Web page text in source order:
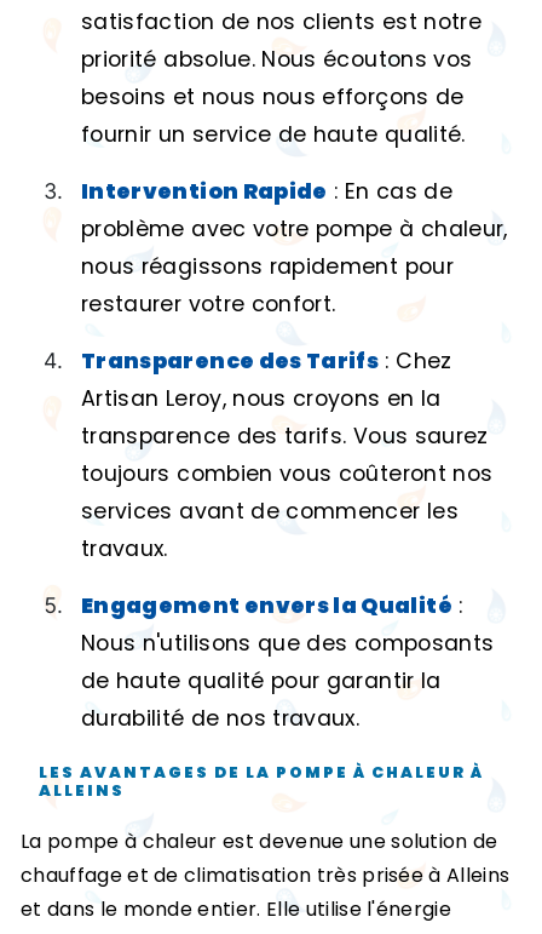
satisfaction de nos clients est notre
priorité absolue. Nous écoutons vos
besoins et nous nous efforçons de
fournir un service de haute qualité.
Intervention Rapide : En cas de
problème avec votre pompe à chaleur,
nous réagissons rapidement pour
restaurer votre confort.
Transparence des Tarifs : Chez
Artisan Leroy, nous croyons en la
transparence des tarifs. Vous saurez
toujours combien vous coûteront nos
services avant de commencer les
travaux.
Engagement envers la Qualité :
Nous n'utilisons que des composants
de haute qualité pour garantir la
durabilité de nos travaux.
LES AVANTAGES DE LA POMPE À CHALEUR À
ALLEINS
La pompe à chaleur est devenue une solution de
chauffage et de climatisation très prisée à Alleins
et dans le monde entier. Elle utilise l'énergie